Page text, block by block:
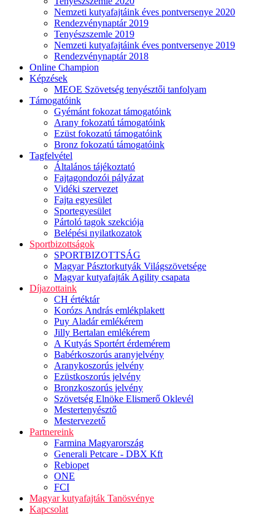
Nemzeti kutyafajtáink éves pontversenye 2020
Rendezvénynaptár 2019
Tenyészszemle 2019
Nemzeti kutyafajtáink éves pontversenye 2019
Rendezvénynaptár 2018
Online Champion
Képzések
MEOE Szövetség tenyésztői tanfolyam
Támogatóink
Gyémánt fokozat támogatóink
Arany fokozatú támogatóink
Ezüst fokozatú támogatóink
Bronz fokozatú támogatóink
Tagfelvétel
Általános tájékoztató
Fajtagondozói pályázat
Vidéki szervezet
Fajta egyesület
Sportegyesület
Pártoló tagok szekciója
Belépési nyilatkozatok
Sportbizottságok
SPORTBIZOTTSÁG
Magyar Pásztorkutyák Világszövetsége
Magyar kutyafajták Agility csapata
Díjazottaink
CH értéktár
Korózs András emlékplakett
Puy Aladár emlékérem
Jilly Bertalan emlékérem
A Kutyás Sportért érdemérem
Babérkoszorús aranyjelvény
Aranykoszorús jelvény
Ezüstkoszorús jelvény
Bronzkoszorús jelvény
Szövetség Elnöke Elismerő Oklevél
Mestertenyésztő
Mestervezető
Partnereink
Farmina Magyarország
Generali Petcare - DBX Kft
Rebiopet
ONE
FCI
Magyar kutyafajták Tanösvénye
Kapcsolat